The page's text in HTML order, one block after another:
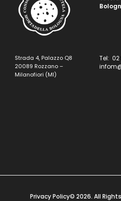
Strada 4, Palazzo Q8
20089 Rozzano –
Milanofiori (MI)
Tel: 02
Privacy Policy© 2026. All